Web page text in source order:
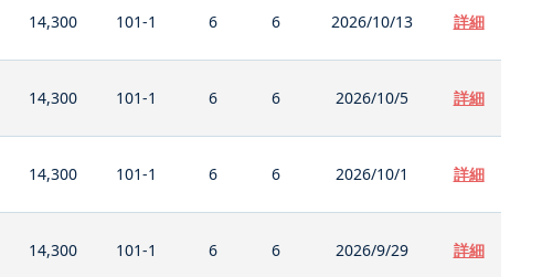
14,300 101-1 6 6 2026/10/13 詳細
14,300 101-1 6 6 2026/10/5 詳細
14,300 101-1 6 6 2026/10/1 詳細
14,300 101-1 6 6 2026/9/29 詳細